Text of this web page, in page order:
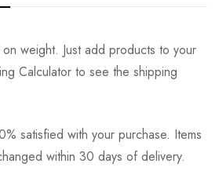
weight. Just add products to your
Calculator to see the shipping
satisfied with your purchase. Items
within 30 days of delivery.